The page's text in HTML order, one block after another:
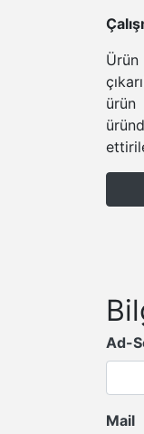
Ad-
Mail